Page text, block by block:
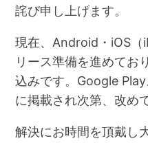
詫び申し上げます。
現在、Android・iOS（
リース準備を進めてお
込みです。Google
に掲載され次第、改め
解決にお時間を頂戴し